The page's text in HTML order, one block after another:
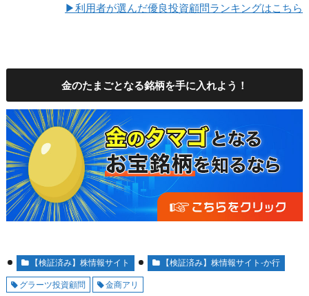
▶利用者が選んだ優良投資顧問ランキングはこちら
金のたまごとなる銘柄を手に入れよう！
【検証済み】株情報サイト 【検証済み】株情報サイト-か行
グラーツ投資顧問 金商アリ